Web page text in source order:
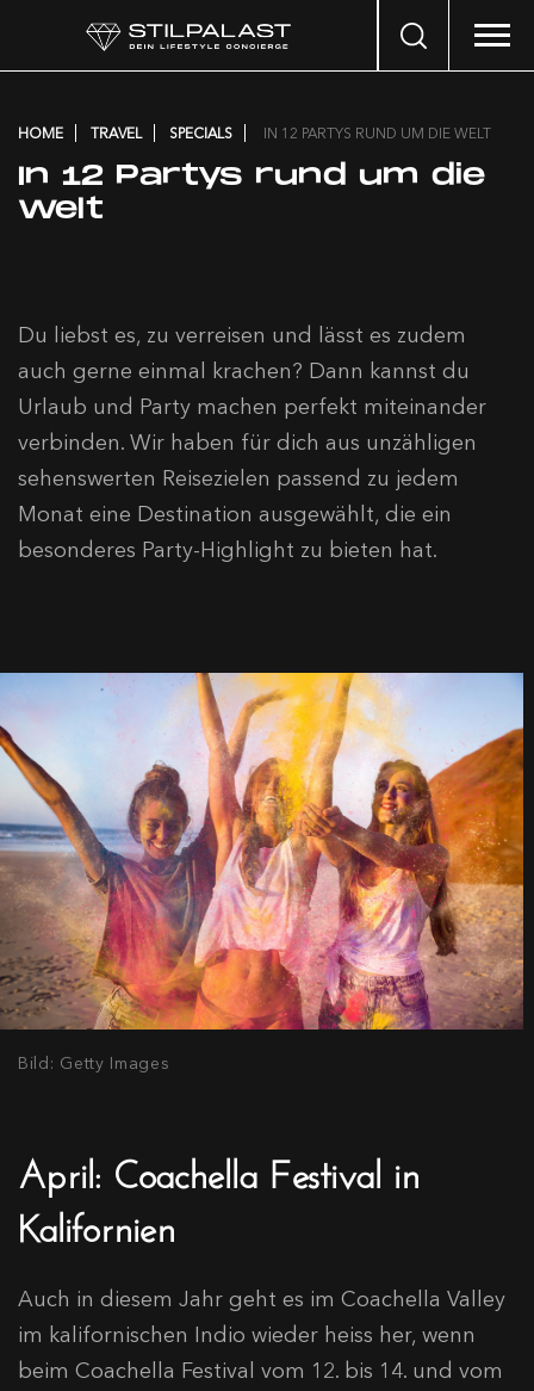
Search
HOME TRAVEL SPECIALS IN 12 PARTYS RUND UM DIE WELT
In 12 Partys rund um die
Welt
Du liebst es, zu verreisen und lässt es zudem
auch gerne einmal krachen? Dann kannst du
Urlaub und Party machen perfekt miteinander
verbinden. Wir haben für dich aus unzähligen
sehenswerten Reisezielen passend zu jedem
Monat eine Destination ausgewählt, die ein
besonderes Party-Highlight zu bieten hat.
Bild: Getty Images
April: Coachella Festival in
Kalifornien
Auch in diesem Jahr geht es im Coachella Valley
im kalifornischen Indio wieder heiss her, wenn
beim Coachella Festival vom 12. bis 14. und vom